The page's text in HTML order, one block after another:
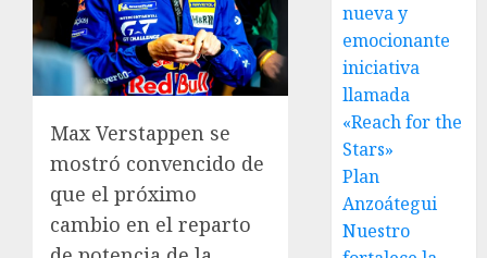
Max Verstappen se
mostró convencido de
que el próximo
cambio en el reparto
nueva y
emocionante
iniciativa
llamada
«Reach for the
Stars»
Plan
Anzoátegui
Nuestro